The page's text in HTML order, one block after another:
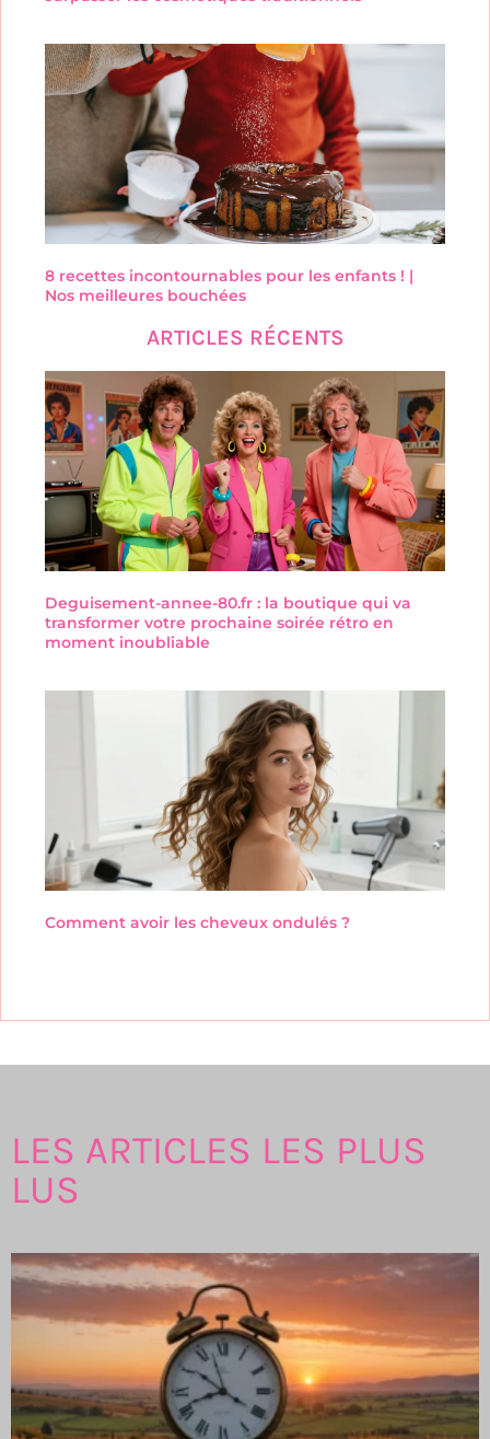
8 recettes incontournables pour les enfants ! |
Nos meilleures bouchées
ARTICLES RÉCENTS
Deguisement-annee-80.fr : la boutique qui va
transformer votre prochaine soirée rétro en
moment inoubliable
Comment avoir les cheveux ondulés ?
LES ARTICLES LES PLUS
LUS